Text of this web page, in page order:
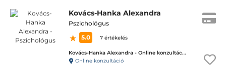
Kovács-Hanka Alexandra
Pszichológus
5.0
7 értékelés
Kovács-Hanka Alexandra - Online konzultáció
Online konzultáció